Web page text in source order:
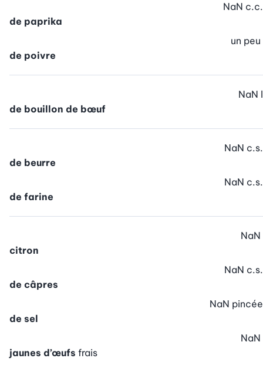
de paprika
NaN c.c.
de poivre
un peu
de bouillon de bœuf
NaN l
de beurre
NaN c.s.
de farine
NaN c.s.
citron
NaN
de câpres
NaN c.s.
de sel
NaN pincée
jaunes d’œufs frais
NaN